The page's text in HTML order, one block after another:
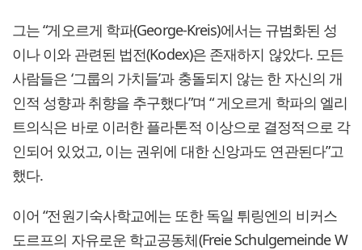
그는 “게오르게 학파(George-Kreis)에서는 규범화된 성
이나 이와 관련된 법전(Kodex)은 존재하지 않았다. 모든
사람들은 ‘그룹의 가치들’과 충돌되지 않는 한 자신의 개
인적 성향과 취향을 추구했다”며 “ 게오르게 학파의 엘리
트의식은 바로 이러한 플라톤적 이상으로 결정적으로 각
인되어 있었고, 이는 권위에 대한 신앙과도 연관된다”고
했다.
이어 “전원기숙사학교에는 또한 독일 튀링엔의 비커스
도르프의 자유로운 학교공동체(Freie Schulgemeinde W